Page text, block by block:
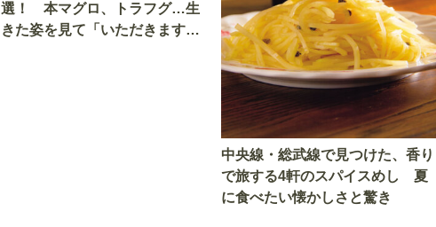
選！ 本マグロ、トラフグ…生
きた姿を見て「いただきます」
中央線・総武線で見つけた、香り
で旅する4軒のスパイスめし 夏
に食べたい懐かしさと驚き